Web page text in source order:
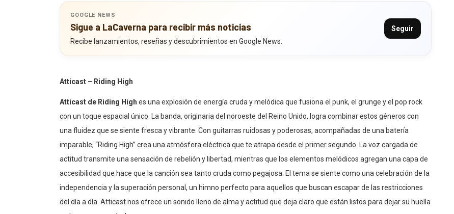
GOOGLE NEWS
Sigue a LaCaverna para recibir más noticias
Recibe lanzamientos, reseñas y descubrimientos en Google News.
Seguir
Atticast – Riding High
Atticast de Riding High es una explosión de energía cruda y melódica que fusiona el punk, el grunge y el pop rock
con un toque espacial único. La banda, originaria del noroeste del Reino Unido, logra combinar estos géneros con
una fluidez que se siente fresca y vibrante. Con guitarras ruidosas y poderosas, acompañadas de una batería
imparable, “Riding High” crea una atmósfera eléctrica que te atrapa desde el primer segundo. La voz cargada de
actitud transmite una sensación de rebelión y libertad, mientras que los elementos melódicos agregan una capa de
accesibilidad que hace que la canción sea tanto cruda como pegajosa. El tema se siente como una celebración de la
independencia y la superación personal, un himno perfecto para aquellos que buscan escapar de las restricciones
del día a día. Atticast nos ofrece un sonido lleno de alma y actitud que deja claro que están listos para dejar su huella